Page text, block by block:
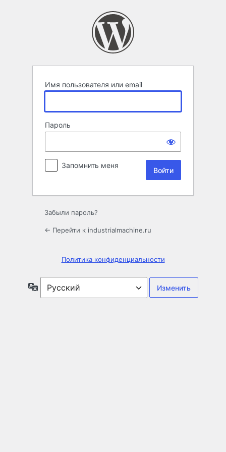
Имя пользователя или email
Пароль
Запомнить меня
Забыли пароль?
← Перейти к industrialmachine.ru
Политика конфиденциальности
Язык